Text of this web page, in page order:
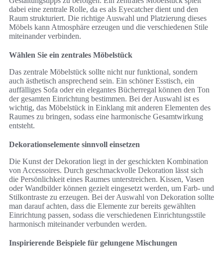
dabei eine zentrale Rolle, da es als Eyecatcher dient und den
Raum strukturiert. Die richtige Auswahl und Platzierung dieses
Möbels kann Atmosphäre erzeugen und die verschiedenen Stile
miteinander verbinden.
Wählen Sie ein zentrales Möbelstück
Das zentrale Möbelstück sollte nicht nur funktional, sondern
auch ästhetisch ansprechend sein. Ein schöner Esstisch, ein
auffälliges Sofa oder ein elegantes Bücherregal können den Ton
der gesamten Einrichtung bestimmen. Bei der Auswahl ist es
wichtig, das Möbelstück in Einklang mit anderen Elementen des
Raumes zu bringen, sodass eine harmonische Gesamtwirkung
entsteht.
Dekorationselemente sinnvoll einsetzen
Die Kunst der Dekoration liegt in der geschickten Kombination
von Accessoires. Durch geschmackvolle Dekoration lässt sich
die Persönlichkeit eines Raumes unterstreichen. Kissen, Vasen
oder Wandbilder können gezielt eingesetzt werden, um Farb- und
Stilkontraste zu erzeugen. Bei der Auswahl von Dekoration sollte
man darauf achten, dass die Elemente zur bereits gewählten
Einrichtung passen, sodass die verschiedenen Einrichtungsstile
harmonisch miteinander verbunden werden.
Inspirierende Beispiele für gelungene Mischungen